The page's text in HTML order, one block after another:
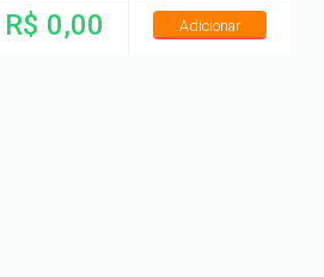
R$ 0,00 Adicionar